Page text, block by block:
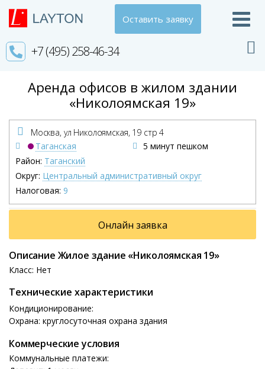
Оставить заявку
+7 (495) 258-46-34
Аренда офисов в жилом здании
«Николоямская 19»
Москва, ул Николоямская, 19 стр 4
Таганская
5 минут пешком
Район: Таганский
Округ: Центральный административный округ
Налоговая: 9
Онлайн заявка
Описание Жилое здание «Николоямская 19»
Класс: Нет
Технические характеристики
Кондиционирование:
Охрана: круглосуточная охрана здания
Коммерческие условия
Коммунальные платежи: